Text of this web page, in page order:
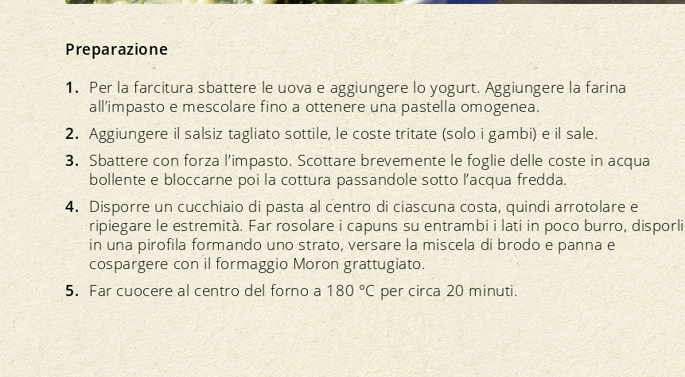
Preparazione
Per la farcitura sbattere le uova e aggiungere lo yogurt. Aggiungere la farina
all’impasto e mescolare fino a ottenere una pastella omogenea.
Aggiungere il salsiz tagliato sottile, le coste tritate (solo i gambi) e il sale.
Sbattere con forza l’impasto. Scottare brevemente le foglie delle coste in acqua
bollente e bloccarne poi la cottura passandole sotto l’acqua fredda.
Disporre un cucchiaio di pasta al centro di ciascuna costa, quindi arrotolare e
ripiegare le estremità. Far rosolare i capuns su entrambi i lati in poco burro, disporli
in una pirofila formando uno strato, versare la miscela di brodo e panna e
cospargere con il formaggio Moron grattugiato.
Far cuocere al centro del forno a 180 °C per circa 20 minuti.